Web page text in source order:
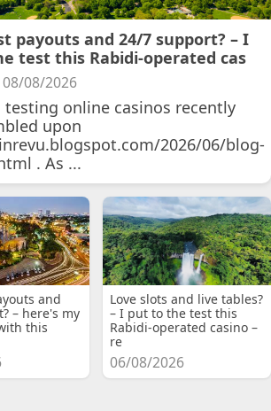
payouts and 24/7 support? – I
test this Rabidi-operated cas
08/2026
testing online casinos recently
upon
2026/06/blog-
. As ...
and
– here's my
this
Love slots and live tables?
– I put to the test this
Rabidi-operated casino –
re
06/08/2026